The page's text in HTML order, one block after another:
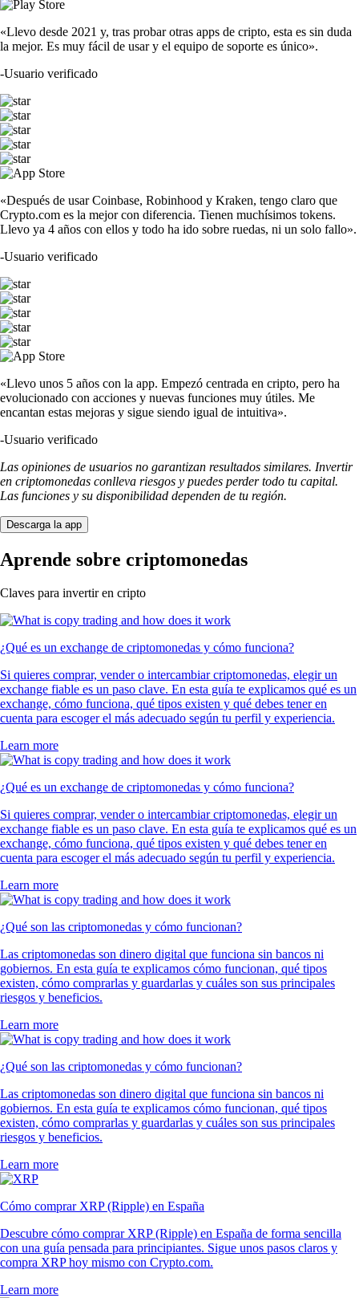
«Llevo desde 2021 y, tras probar otras apps de cripto, esta es sin duda
la mejor. Es muy fácil de usar y el equipo de soporte es único».
-Usuario verificado
«Después de usar Coinbase, Robinhood y Kraken, tengo claro que
Crypto.com es la mejor con diferencia. Tienen muchísimos tokens.
Llevo ya 4 años con ellos y todo ha ido sobre ruedas, ni un solo fallo».
-Usuario verificado
«Llevo unos 5 años con la app. Empezó centrada en cripto, pero ha
evolucionado con acciones y nuevas funciones muy útiles. Me
encantan estas mejoras y sigue siendo igual de intuitiva».
-Usuario verificado
Las opiniones de usuarios no garantizan resultados similares. Invertir
en criptomonedas conlleva riesgos y puedes perder todo tu capital.
Las funciones y su disponibilidad dependen de tu región.
Descarga la app
Aprende sobre criptomonedas
Claves para invertir en cripto
¿Qué es un exchange de criptomonedas y cómo funciona?
Si quieres comprar, vender o intercambiar criptomonedas, elegir un
exchange fiable es un paso clave. En esta guía te explicamos qué es un
exchange, cómo funciona, qué tipos existen y qué debes tener en
cuenta para escoger el más adecuado según tu perfil y experiencia.
Learn more
¿Qué es un exchange de criptomonedas y cómo funciona?
Si quieres comprar, vender o intercambiar criptomonedas, elegir un
exchange fiable es un paso clave. En esta guía te explicamos qué es un
exchange, cómo funciona, qué tipos existen y qué debes tener en
cuenta para escoger el más adecuado según tu perfil y experiencia.
Learn more
¿Qué son las criptomonedas y cómo funcionan?
Las criptomonedas son dinero digital que funciona sin bancos ni
gobiernos. En esta guía te explicamos cómo funcionan, qué tipos
existen, cómo comprarlas y guardarlas y cuáles son sus principales
riesgos y beneficios.
Learn more
¿Qué son las criptomonedas y cómo funcionan?
Las criptomonedas son dinero digital que funciona sin bancos ni
gobiernos. En esta guía te explicamos cómo funcionan, qué tipos
existen, cómo comprarlas y guardarlas y cuáles son sus principales
riesgos y beneficios.
Learn more
Cómo comprar XRP (Ripple) en España
Descubre cómo comprar XRP (Ripple) en España de forma sencilla
con una guía pensada para principiantes. Sigue unos pasos claros y
compra XRP hoy mismo con Crypto.com.
Learn more